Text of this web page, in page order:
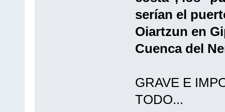
serían el
Oiartzun en
Cuenca del
GRAVE E
TODO...